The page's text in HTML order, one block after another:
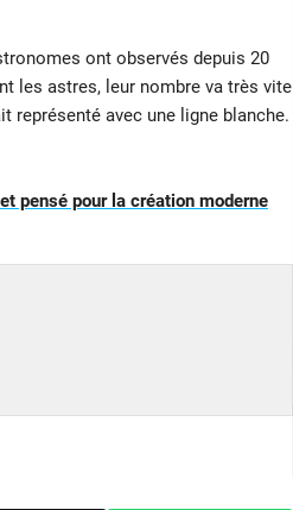
ont observés depuis 20
les astres, leur nombre va très vite
représenté avec une ligne blanche.
pensé pour la création moderne